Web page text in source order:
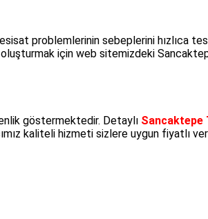
problemlerinin sebeplerini hızlıca
için web sitemizdeki
göstermektedir. Detaylı Sancaktepe
kaliteli hizmeti sizlere uygun fiyatlı